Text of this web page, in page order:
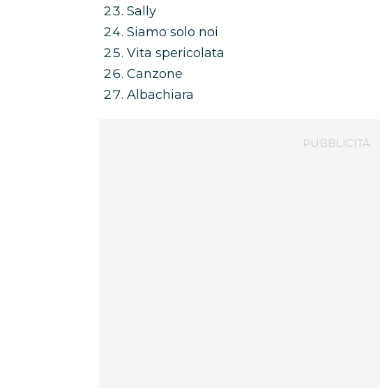
Sally
Siamo solo noi
Vita spericolata
Canzone
Albachiara